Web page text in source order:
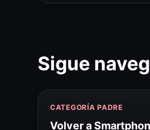
Sigue
CATEGORÍA PADRE
Volver a